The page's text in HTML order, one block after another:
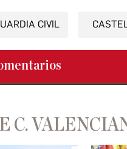
CIVIL
C.